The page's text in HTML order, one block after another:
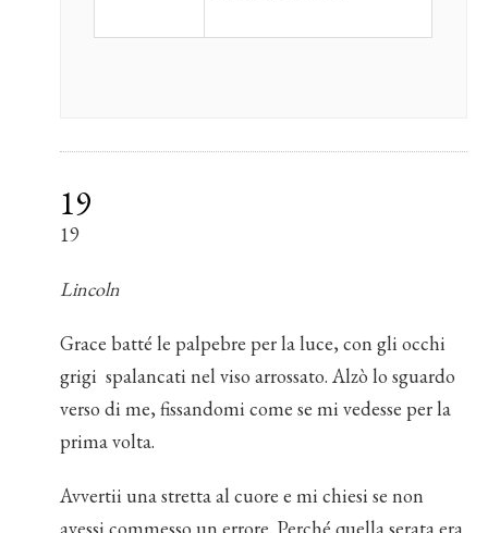
19
19
Lincoln
Grace batté le palpebre per la luce, con gli occhi
grigi spalancati nel viso arrossato. Alzò lo sguardo
verso di me, fissandomi come se mi vedesse per la
prima volta.
Avvertii una stretta al cuore e mi chiesi se non